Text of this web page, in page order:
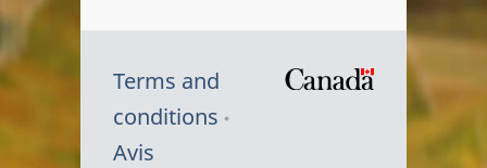
Terms and
conditions
Avis
Symbole